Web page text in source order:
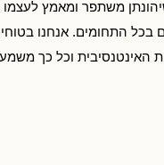
משתפר ומאמץ לעצמו
בכל התחומים. אנחנו
האינטנסיבית וכל כך